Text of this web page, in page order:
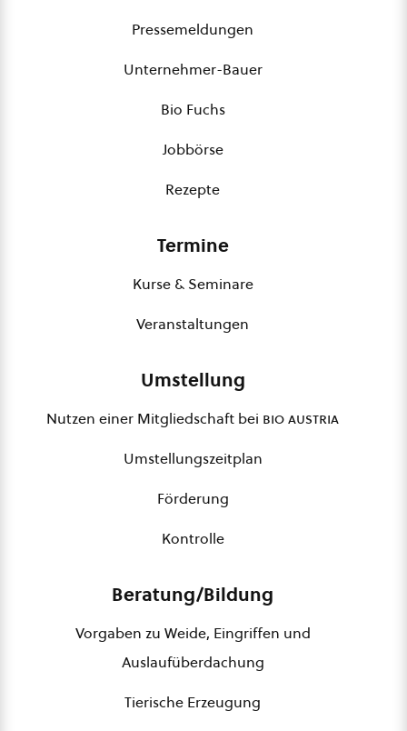
Pressemeldungen
Unternehmer-Bauer
Bio Fuchs
Jobbörse
Rezepte
Termine
Kurse & Seminare
Veranstaltungen
Umstellung
Nutzen einer Mitgliedschaft bei bio austria
Umstellungszeitplan
Förderung
Kontrolle
Beratung/Bildung
Vorgaben zu Weide, Eingriffen und
Auslaufüberdachung
Tierische Erzeugung